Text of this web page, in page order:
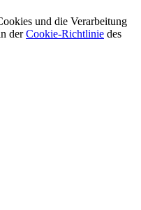
und die Verarbeitung
derCookie-Richtlinie des